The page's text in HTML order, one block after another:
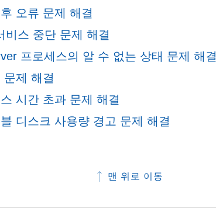
오류 문제 해결
비스 중단 문제 해결
프로세스의 알 수 없는 상태 문제 해결
문제 해결
시간 초과 문제 해결
디스크 사용량 경고 문제 해결
맨 위로 이동